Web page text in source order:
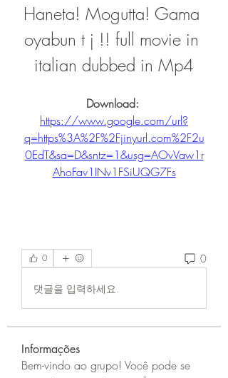
Haneta! Mogutta! Gama
oyabun t j !! full movie in
italian dubbed in Mp4
https://www.google.com/url?
q=https%3A%2F%2Fjinyurl.com%2F2u
0EdT&sa=D&sntz=1&usg=AOvVaw1r
AhoFav1INv1FSiUQG7Fs
0 0
댓글을 입력하세요.
Informações
Bem-vindo ao grupo! Você pode se